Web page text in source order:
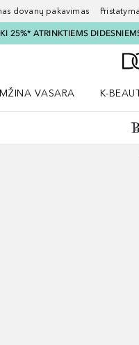
dovanų pakavimas
25%* ATRINKTIEMS
VASARA
K-